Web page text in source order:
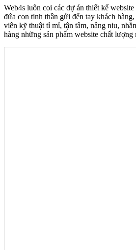
Web4s luôn coi các dự án thiết kế
đứa con tinh thần gửi đến tay khách
viên kỹ thuật tỉ mỉ, tận tâm, nâng niu,
hàng những sản phẩm website chất lượng